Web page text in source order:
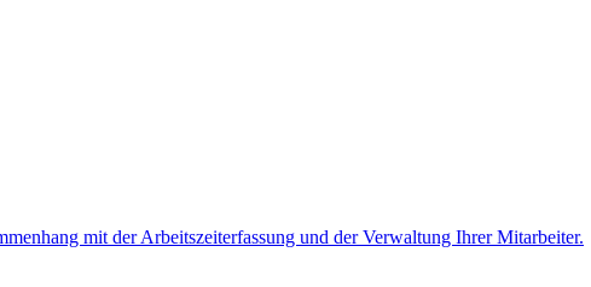
mit der Arbeitszeiterfassung und der Verwaltung Ihrer Mitarbeiter.